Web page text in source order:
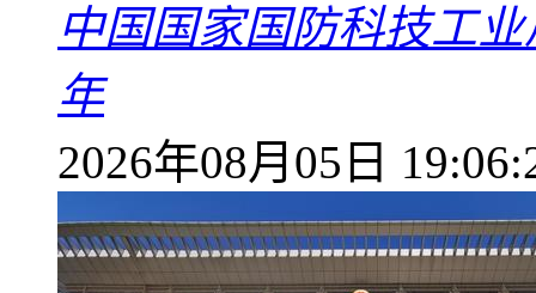
中国国家国防科技工
年
2026年08月05日